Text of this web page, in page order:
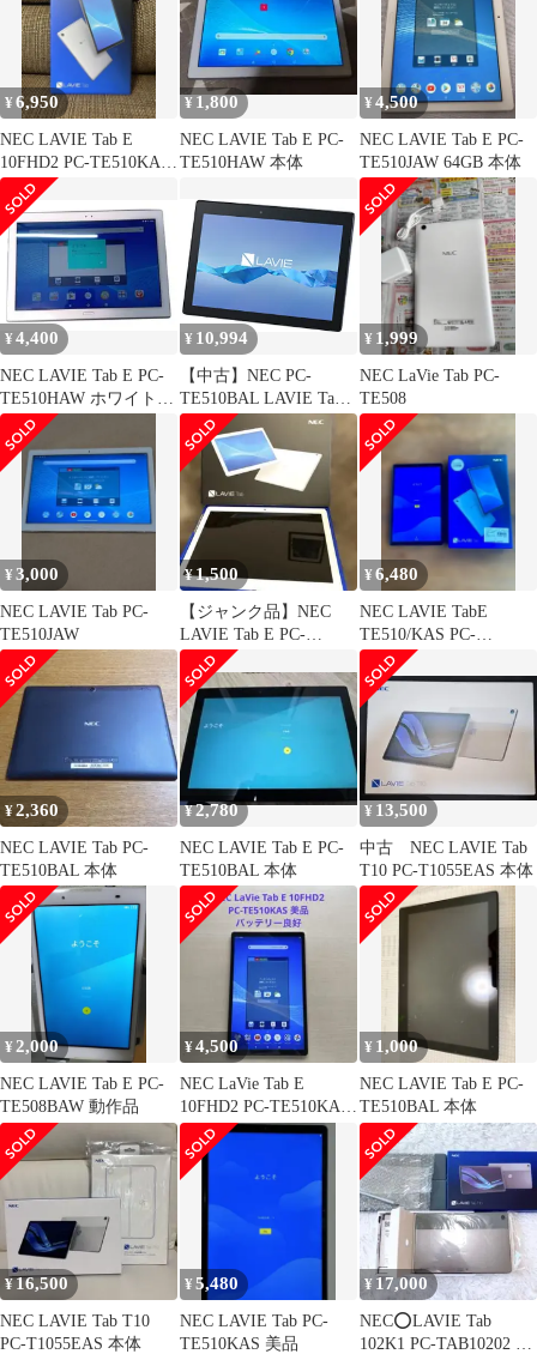
¥6,950
NEC LAVIE Tab E
10FHD2 PC-TE510KAS
本体
¥1,800
NEC LAVIE Tab E PC-
TE510HAW 本体
¥4,500
NEC LAVIE Tab E PC-
TE510JAW 64GB 本体
¥4,400
NEC LAVIE Tab E PC-
TE510HAW ホワイト
Android
¥ 10,994
【中古】NEC PC-
TE510BAL LAVIE Tab
E
¥ 1,999
NEC LaVie Tab PC-
TE508
¥3,000
NEC LAVIE Tab PC-
TE510JAW
¥1,500
【ジャンク品】NEC
LAVIE Tab E PC-
TE410JAW 本体
¥6,480
NEC LAVIE TabE
TE510/KAS PC-
TE510KAS10.1
¥2,360
NEC LAVIE Tab PC-
TE510BAL 本体
¥2,780
NEC LAVIE Tab E PC-
TE510BAL 本体
¥ 13,500
中古 NEC LAVIE Tab
T10 PC-T1055EAS 本体
¥2,000
NEC LAVIE Tab E PC-
TE508BAW 動作品
¥4,500
NEC LaVie Tab E
10FHD2 PC-TE510KAS
美品 #8
¥ 1,000
NEC LAVIE Tab E PC-
TE510BAL 本体
¥16,500
NEC LAVIE Tab T10
PC-T1055EAS 本体
¥5,480
NEC LAVIE Tab PC-
TE510KAS 美品
¥ 17,000
NEC⭕️LAVIE Tab
102K1 PC-TAB10202 限